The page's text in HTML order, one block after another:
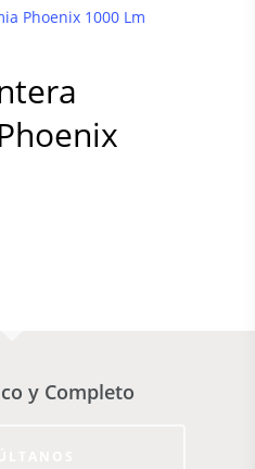
y Completo
EQUIPAMIENTO
INDUMENTARIA
Contacto